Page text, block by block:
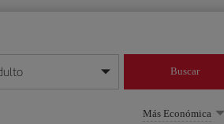
mes/año
Buscar
Más Económica